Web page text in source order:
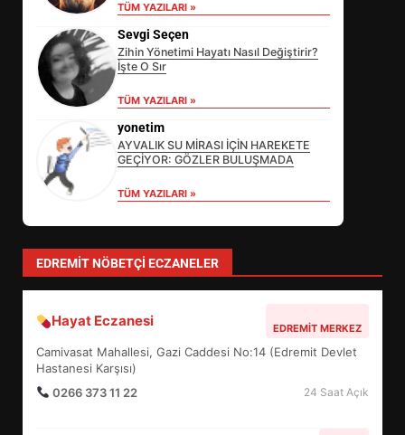
TÜM YAZILARI »
Sevgi Seçen
Zihin Yönetimi Hayatı Nasıl Değiştirir?
İşte O Sır
TÜM YAZILARI »
yonetim
AYVALIK SU MİRASI İÇİN HAREKETE
GEÇİYOR: GÖZLER BULUŞMADA
TÜM YAZILARI »
EDREMIT NÖBETÇI ECZANELER
Hayat Eczanesi EDREMIT MERKEZ
Camivasat Mahallesi, Gazi Caddesi No:14 (Edremit Devlet
Hastanesi Karşısı)
0266 373 11 22
24 Saat Açık
DEĞİŞECEK?
EDREMİT’İN GURURU TÜRKİYE
FİNALİNDE NE BAŞARDI?
5
6
BURHANİYE SATRANÇ
TURNUVASI KAYITLARI NEYİ
DEĞİŞTİRİYOR?